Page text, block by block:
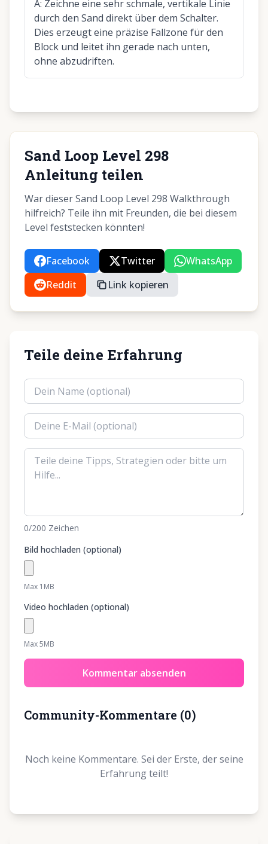
A: Zeichne eine sehr schmale, vertikale Linie
durch den Sand direkt über dem Schalter.
Dies erzeugt eine präzise Fallzone für den
Block und leitet ihn gerade nach unten,
ohne abzudriften.
Sand Loop Level 298
Anleitung teilen
War dieser Sand Loop Level 298 Walkthrough
hilfreich? Teile ihn mit Freunden, die bei diesem
Level feststecken könnten!
Facebook Twitter
WhatsApp
Reddit
Link kopieren
Teile deine Erfahrung
0/200 Zeichen
Bild hochladen (optional)
Max 1MB
Video hochladen (optional)
Max 5MB
Kommentar absenden
Community-Kommentare (0)
Noch keine Kommentare. Sei der Erste, der seine
Erfahrung teilt!